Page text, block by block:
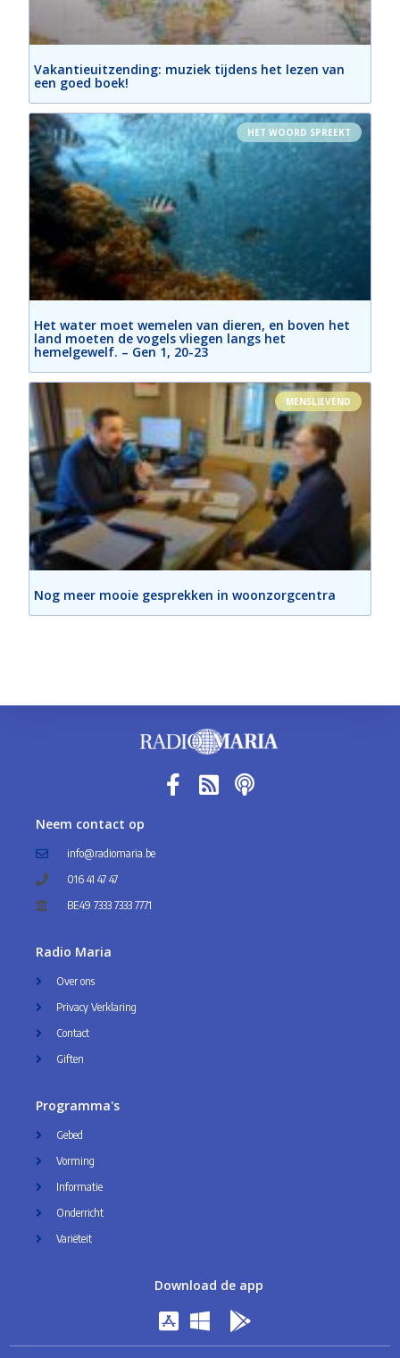
Vakantieuitzending: muziek tijdens het lezen van
een goed boek!
HET WOORD SPREEKT
Het water moet wemelen van dieren, en boven het
land moeten de vogels vliegen langs het
hemelgewelf. – Gen 1, 20-23
MENSLIEVEND
Nog meer mooie gesprekken in woonzorgcentra
Neem contact op
info@radiomaria.be
016 41 47 47
BE49 7333 7333 7771
Radio Maria
Over ons
Privacy Verklaring
Contact
Giften
Programma's
Gebed
Vorming
Informatie
Onderricht
Variëteit
Download de app